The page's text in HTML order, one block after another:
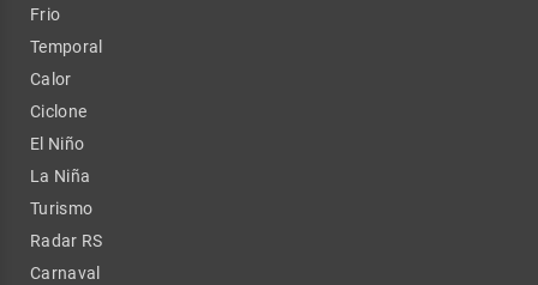
Frio
Temporal
Calor
Ciclone
El Niño
La Niña
Turismo
Radar RS
Carnaval